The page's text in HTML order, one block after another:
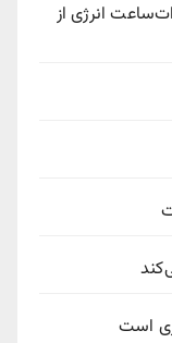
و ۵۰۹ هزار و ۵۵۰ کیلووات‌ساعت انرژی از
است